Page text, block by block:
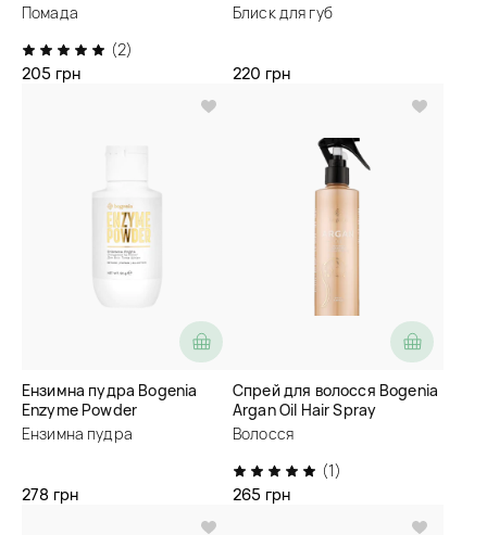
Помада
(2)
205 грн
Блиск для губ
220 грн
Ензимна пудра Bogenia
Enzyme Powder
Ензимна пудра
278 грн
Спрей для волосся Bogenia
Argan Oil Hair Spray
Волосся
(1)
265 грн